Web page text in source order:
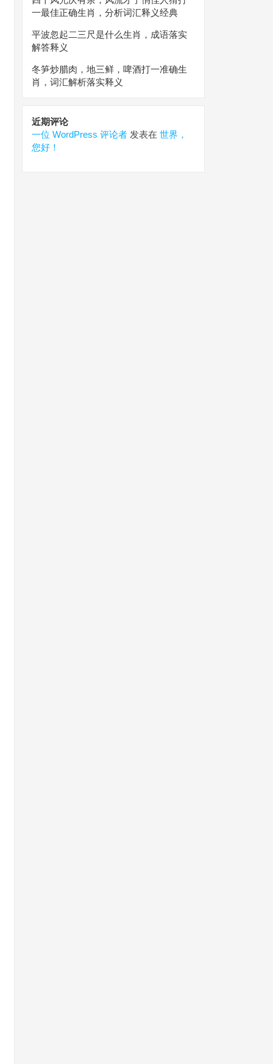
一最佳正确生肖，分析词汇释义经典
平波忽起二三尺是什么生肖，成语落实
解答释义
冬笋炒腊肉，地三鲜，啤酒打一准确生
肖，词汇解析落实释义
近期评论
一位 WordPress 评论者 发表在 世界，
您好！